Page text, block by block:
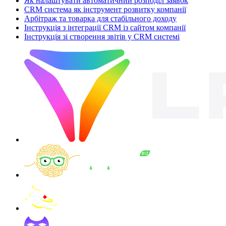
CRM система як інструмент розвитку компанії
Арбітраж та товарка для стабільного доходу
Інструкція з інтеграції CRM із сайтом компанії
Інструкція зі створення звітів у CRM системі